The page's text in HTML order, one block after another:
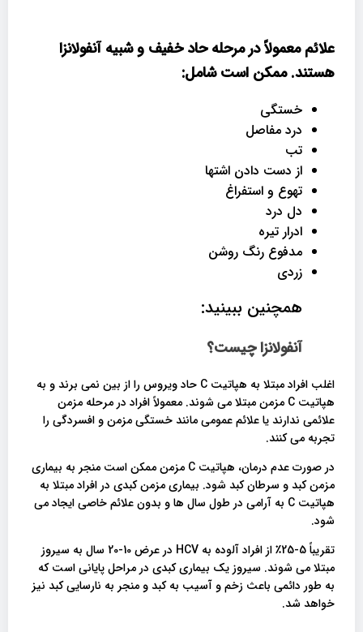
علائم معمولاً در مرحله حاد خفیف و شبیه آنفولانزا
هستند. ممکن است شامل:
خستگی
درد مفاصل
تب
از دست دادن اشتها
تهوع و استفراغ
دل درد
ادرار تیره
مدفوع رنگ روشن
زردی
همچنین ببینید:
آنفولانزا چیست؟
اغلب افراد مبتلا به هپاتیت C حاد ویروس را از بین نمی برند و به
هپاتیت C مزمن مبتلا می شوند. معمولاً افراد در مرحله مزمن
علائمی ندارند یا علائم عمومی مانند خستگی مزمن و افسردگی را
تجربه می کنند.
در صورت عدم درمان، هپاتیت C مزمن ممکن است منجر به بیماری
مزمن کبد و سرطان کبد شود. بیماری مزمن کبدی در افراد مبتلا به
هپاتیت C به آرامی در طول سال ها و بدون علائم خاصی ایجاد می
شود.
تقریباً 5-25٪ از افراد آلوده به HCV در عرض 10-20 سال به سیروز
مبتلا می شوند. سیروز یک بیماری کبدی در مراحل پایانی است که
به طور دائمی باعث زخم و آسیب به کبد و منجر به نارسایی کبد نیز
خواهد شد.